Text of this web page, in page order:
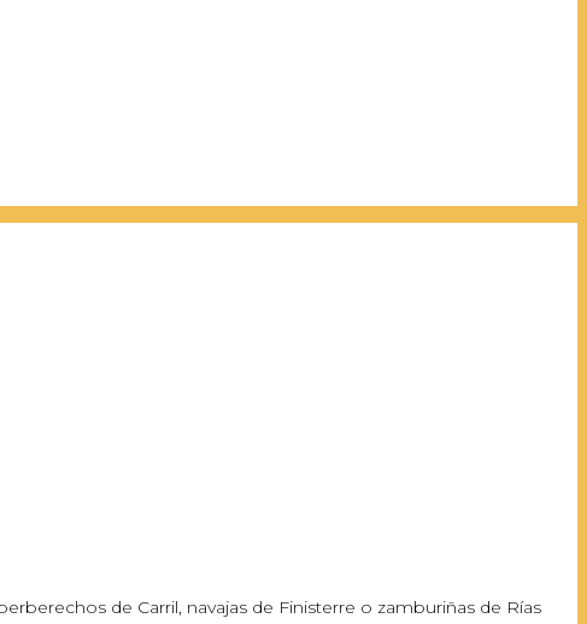
de Carril, navajas de Finisterre o zamburiñas de Rías